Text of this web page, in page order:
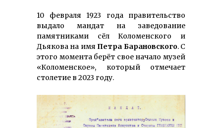
10 февраля 1923 года правительство
выдало мандат на заведование
памятниками сёл Коломенского и
Дьякова на имяПетра Барановского. С
этого момента берёт свое начало музей
«Коломенское», который отмечает
столетие в 2023 году.